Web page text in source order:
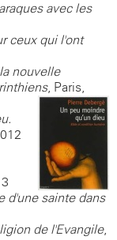
avec les
ceux qui l'ont
nouvelle
, Paris,
d'une sainte dans
de l'Evangile,